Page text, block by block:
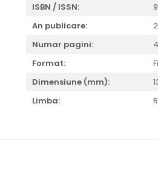
ISBN / ISSN:
An publicare:
Numar pagini:
Format:
Dimensiune (mm):
Limba: